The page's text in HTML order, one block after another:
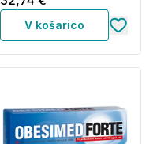
V košarico